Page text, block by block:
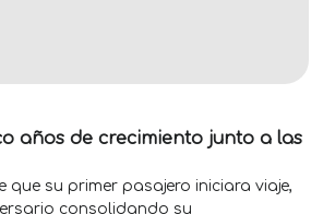
años de crecimiento junto a las
que su primer pasajero iniciara viaje,
consolidando su